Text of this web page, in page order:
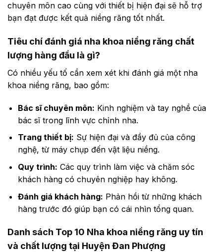
chuyên môn cao cùng với thiết bị hiện đại sẽ hỗ trợ
bạn đạt được kết quả niềng răng tốt nhất.
Tiêu chí đánh giá nha khoa niềng răng chất
lượng hàng đầu là gì?
Có nhiều yếu tố cần xem xét khi đánh giá một nha
khoa niềng răng, bao gồm:
Bác sĩ chuyên môn: Kinh nghiệm và tay nghề của
bác sĩ trong lĩnh vực chỉnh nha.
Trang thiết bị: Sự hiện đại và đầy đủ của công
nghệ, từ máy chụp đến vật liệu niềng.
Quy trình: Các quy trình làm việc và chăm sóc
khách hàng có chuyên nghiệp hay không.
Đánh giá khách hàng: Phản hồi từ những khách
hàng trước đó giúp bạn có cái nhìn tổng quan.
Danh sách Top 10 Nha khoa niềng răng uy tín
và chất lượng tại Huyện Đan Phượng